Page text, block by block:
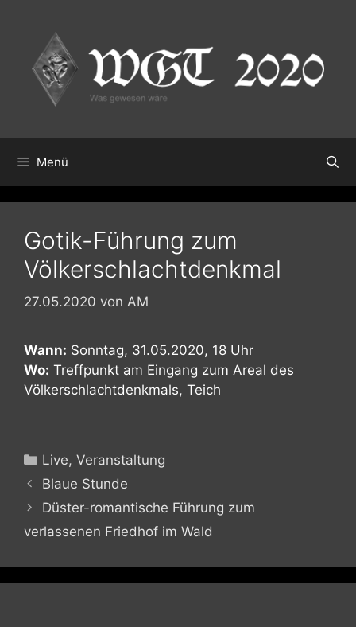
springen
Menü
Gotik-Führung zum
Völkerschlachtdenkmal
27.05.2020 von AM
Wann: Sonntag, 31.05.2020, 18 Uhr
Wo: Treffpunkt am Eingang zum Areal des
Völkerschlachtdenkmals, Teich
Kategorien
Live,Veranstaltung
Blaue Stunde
Düster-romantische Führung zum
verlassenen Friedhof im Wald